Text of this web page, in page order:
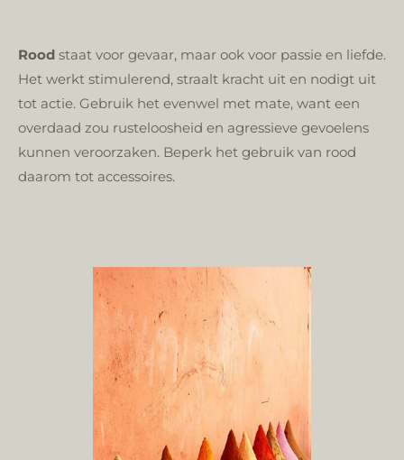
Rood staat voor gevaar, maar ook voor passie en liefde.
Het werkt stimulerend, straalt kracht uit en nodigt uit
tot actie. Gebruik het evenwel met mate, want een
overdaad zou rusteloosheid en agressieve gevoelens
kunnen veroorzaken. Beperk het gebruik van rood
daarom tot accessoires.